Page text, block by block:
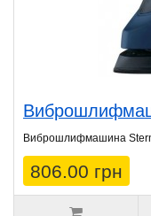
Виброшлифмашина
806.00 грн